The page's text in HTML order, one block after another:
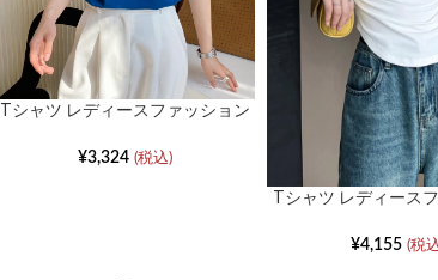
※商品の色は着用写真で
い。また、可能な限り実
すが、ご使用のパソコン
は、実際の色味と異なっ
了承ください。
※サンプルにて撮影して
実際の商品とは色味・仕
Tシャツ レディースファッション
¥3,324 (税込)
Tシャツ レディース
ガールボトムシ
¥4,155 (税